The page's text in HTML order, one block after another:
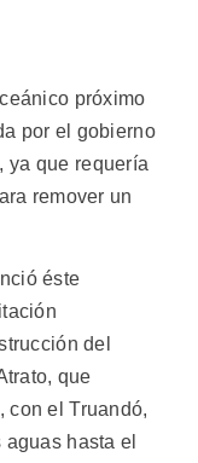
próximo
por el gobierno
ya que requería
remover un
éste
del
que
con el Truandó,
hasta el